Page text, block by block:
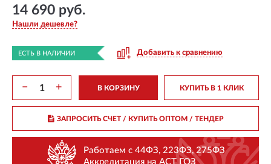
14 690 руб.
Нашли дешевле?
ЕСТЬ В НАЛИЧИИ Добавить к сравнению
− + В КОРЗИНУ КУПИТЬ В 1 КЛИК
ЗАПРОСИТЬ СЧЕТ / КУПИТЬ ОПТОМ/ ТЕНДЕР
Работаем с 44ФЗ, 223ФЗ, 275ФЗ
Аккредитация на АСТ ГОЗ